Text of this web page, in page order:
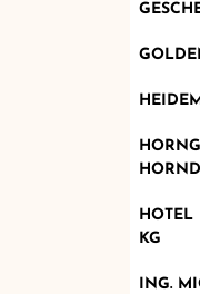
KG
ING.